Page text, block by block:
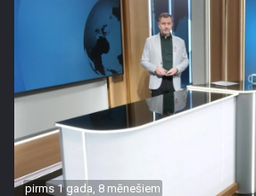
pirms 1 gada, 8 mēnešiem